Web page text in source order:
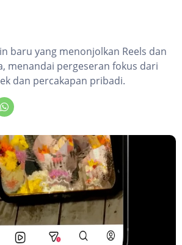
baru yang menonjolkan Reels dan
menandai pergeseran fokus dari
dan percakapan pribadi.